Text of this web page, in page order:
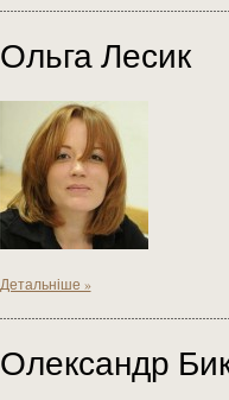
Ольга Лесик
Детальніше »
Олександр